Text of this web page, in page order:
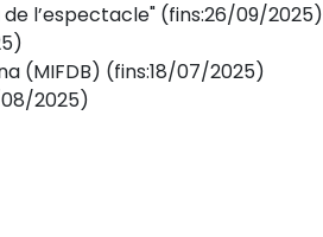
de l’espectacle" (fins:26/09/2025)
(MIFDB) (fins:18/07/2025)
2025)